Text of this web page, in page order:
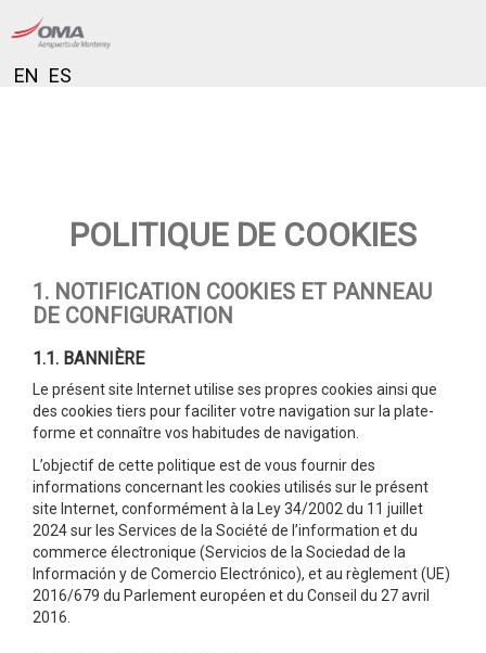
EN ES
POLITIQUE DE COOKIES
1. NOTIFICATION COOKIES ET PANNEAU
DE CONFIGURATION
1.1. BANNIÈRE
Le présent site Internet utilise ses propres cookies ainsi que
des cookies tiers pour faciliter votre navigation sur la plate-
forme et connaître vos habitudes de navigation.
L’objectif de cette politique est de vous fournir des
informations concernant les cookies utilisés sur le présent
site Internet, conformément à la Ley 34/2002 du 11 juillet
2024 sur les Services de la Société de l’information et du
commerce électronique (Servicios de la Sociedad de la
Información y de Comercio Electrónico), et au règlement (UE)
2016/679 du Parlement européen et du Conseil du 27 avril
2016.